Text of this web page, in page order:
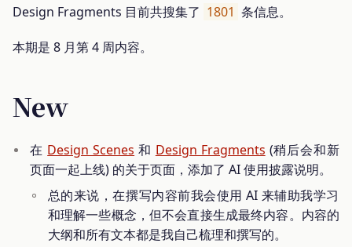
Design Fragments 目前共搜集了 1801 条信息。
本期是 8 月第 4 周内容。
New
在 Design Scenes 和 Design Fragments (稍后会和新
页面一起上线) 的关于页面，添加了 AI 使用披露说明。
总的来说，在撰写内容前我会使用 AI 来辅助我学习
和理解一些概念，但不会直接生成最终内容。内容的
大纲和所有文本都是我自己梳理和撰写的。